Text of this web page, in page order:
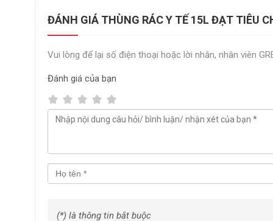
- Thùng rác được làm từ nhựa HDPE rất bền.
ĐÁNH GIÁ THÙNG RÁC Y TẾ 15L ĐẠT TIÊU
Vui lòng để lại số điện thoại hoặc lời nhắn, nhân viên
Đánh giá của bạn
(*) là thông tin bắt buộc